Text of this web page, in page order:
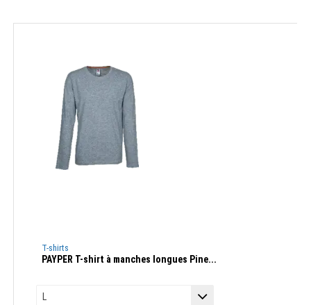
T-shirts
PAYPER T-shirt à manches longues Pine...